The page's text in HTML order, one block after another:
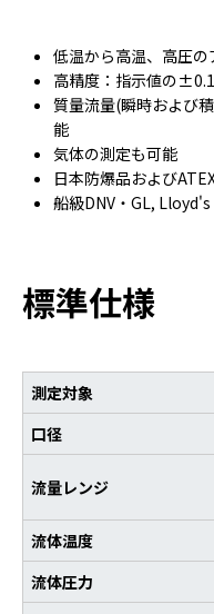
低温から高温、高圧
高精度：指示値の
質量流量(瞬時および
能
気体の測定も可能
日本防爆品および
船級DNV・GL,
標準仕様
測定対象
口径
流量レンジ
流体温度
流体圧力